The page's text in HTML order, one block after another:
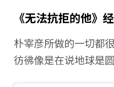
《无法抗拒的他》
朴宰彦所做的一切都
彷彿像是在说地球是圆